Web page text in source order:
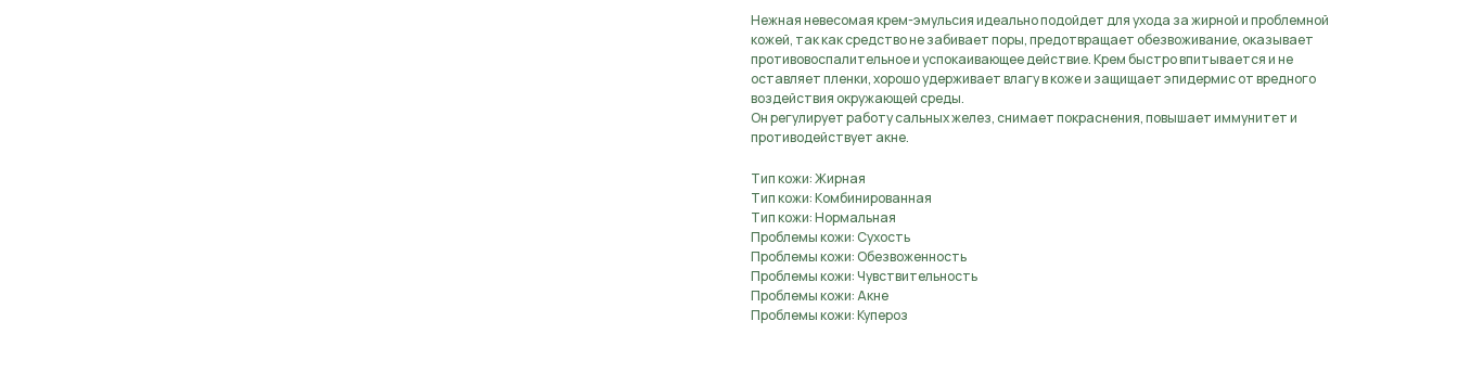
Нежная невесомая крем-эмульсия идеально подойдет для ухода за жирной и проблемной
кожей, так как средство не забивает поры, предотвращает обезвоживание, оказывает
противовоспалительное и успокаивающее действие. Крем быстро впитывается и не
оставляет пленки, хорошо удерживает влагу в коже и защищает эпидермис от вредного
воздействия окружающей среды.
Он регулирует работу сальных желез, снимает покраснения, повышает иммунитет и
противодействует акне.
Тип кожи: Жирная
Тип кожи: Комбинированная
Тип кожи: Нормальная
Проблемы кожи: Сухость
Проблемы кожи: Обезвоженность
Проблемы кожи: Чувствительность
Проблемы кожи: Акне
Проблемы кожи: Купероз